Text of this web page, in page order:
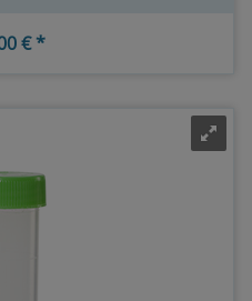
€ *